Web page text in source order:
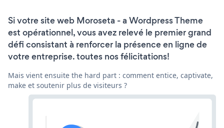
Si votre site web Moroseta - a Wordpress Theme
est opérationnel, vous avez relevé le premier grand
défi consistant à renforcer la présence en ligne de
votre entreprise. toutes nos félicitations!
Mais vient ensuite the hard part : comment entice, captivate,
make et soutenir plus de visiteurs ?